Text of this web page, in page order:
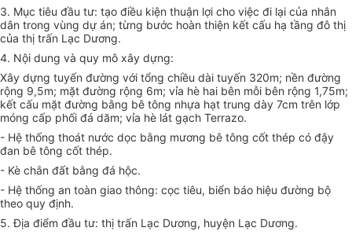
3. Mục tiêu đầu tư: tạo điều kiện thuận lợi cho việc đi lại của nhân
dân trong vùng dự án; từng bước hoàn thiện kết cấu hạ tầng đô thị
của thị trấn Lạc Dương.
4. Nội dung và quy mô xây dựng:
Xây dựng tuyến đường với tổng chiều dài tuyến 320m; nền đường
rộng 9,5m; mặt đường rộng 6m; vỉa hè hai bên mỗi bên rộng 1,75m;
kết cấu mặt đường bằng bê tông nhựa hạt trung dày 7cm trên lớp
móng cấp phối đá dăm; vỉa hè lát gạch Terrazo.
- Hệ thống thoát nước dọc bằng mương bê tông cốt thép có đậy
đan bê tông cốt thép.
- Kè chắn đất bằng đá hộc.
- Hệ thống an toàn giao thông: cọc tiêu, biển báo hiệu đường bộ
theo quy định.
5. Địa điểm đầu tư: thị trấn Lạc Dương, huyện Lạc Dương.